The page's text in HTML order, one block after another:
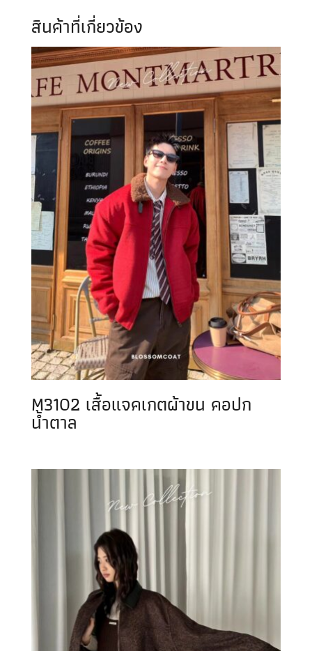
สินค้าที่เกี่ยวข้อง
M3102 เสื้อแจคเกตผ้าขน คอปก
น้ำตาล